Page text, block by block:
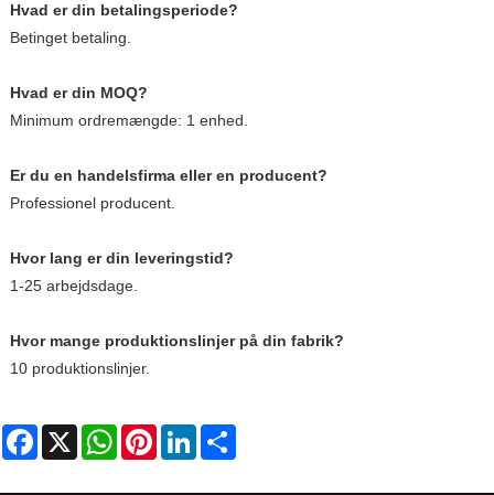
Hvad er din betalingsperiode?
Betinget betaling.
Hvad er din MOQ?
Minimum ordremængde: 1 enhed.
Er du en handelsfirma eller en producent?
Professionel producent.
Hvor lang er din leveringstid?
1-25 arbejdsdage.
Hvor mange produktionslinjer på din fabrik?
10 produktionslinjer.
Facebook
X WhatsAppPinterestLinkedIn